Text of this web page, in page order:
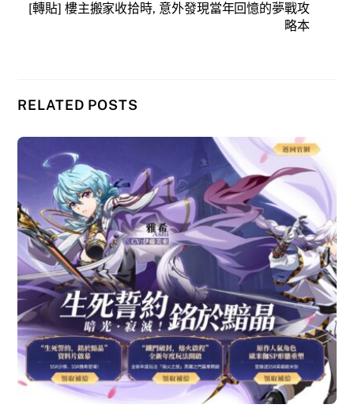
[轉貼] 樓主搬家收拾時, 意外發現當年回憶的夢戰攻
略本
RELATED POSTS